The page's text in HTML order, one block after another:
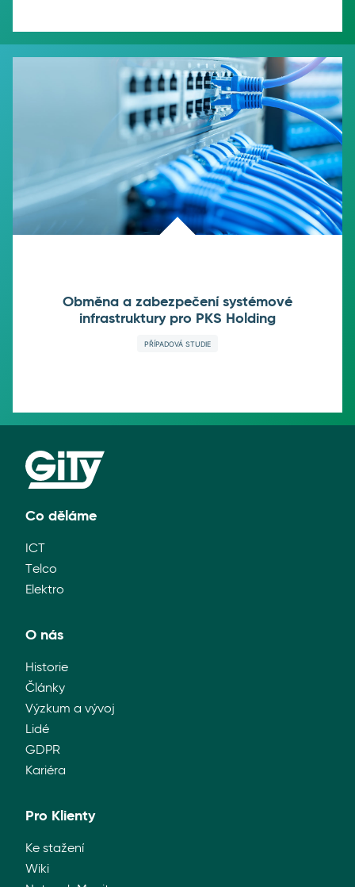
Obměna a zabezpečení systémové
infrastruktury pro PKS Holding
PŘÍPADOVÁ STUDIE
Co děláme
ICT
Telco
Elektro
O nás
Historie
Články
Výzkum a vývoj
Lidé
GDPR
Kariéra
Pro Klienty
Ke stažení
Wiki